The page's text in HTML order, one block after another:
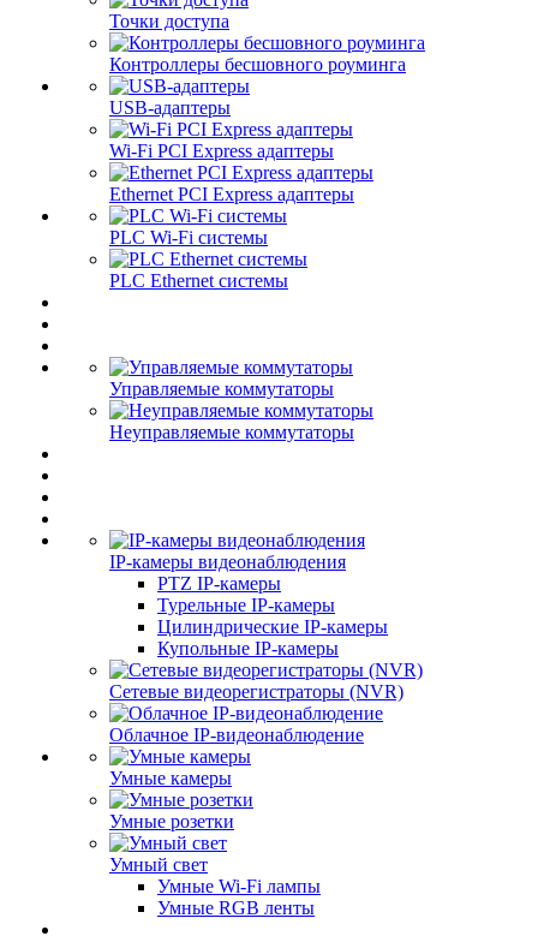
Точки доступа
Контроллеры бесшовного роуминга
USB-адаптеры
Wi-Fi PCI Express адаптеры
Ethernet PCI Express адаптеры
PLC Wi-Fi системы
PLC Ethernet системы
Управляемые коммутаторы
Неуправляемые коммутаторы
IP-камеры видеонаблюдения
PTZ IP-камеры
Турельные IP-камеры
Цилиндрические IP-камеры
Купольные IP-камеры
Сетевые видеорегистраторы (NVR)
Облачное IP-видеонаблюдение
Умные камеры
Умные розетки
Умный свет
Умные Wi-Fi лампы
Умные RGB ленты